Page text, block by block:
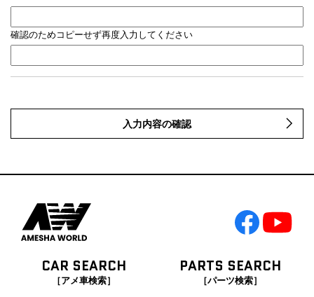
確認のためコピーせず再度入力してください
入力内容の確認
CAR SEARCH
［アメ車検索］
PARTS SEARCH
［パーツ検索］